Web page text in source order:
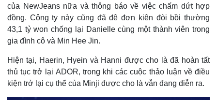
của NewJeans nữa và thông báo về việc chấm dứt hợp
đồng. Công ty này cũng đã đệ đơn kiện đòi bồi thường
43,1 tỷ won chống lại Danielle cùng một thành viên trong
gia đình cô và Min Hee Jin.
Hiện tại, Haerin, Hyein và Hanni được cho là đã hoàn tất
thủ tục trở lại ADOR, trong khi các cuộc thảo luận về điều
kiện trở lại cụ thể của Minji được cho là vẫn đang diễn ra.